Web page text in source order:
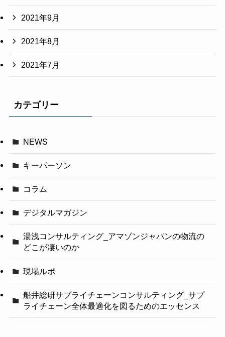
2021年9月
2021年8月
2021年7月
カテゴリー
NEWS
キーパーソン
コラム
デジタルマガジン
湯浅コンサルティング_アマゾンジャパンの物流の
どこが凄いのか
現場ルポ
船井総研サプライチェーンコンサルティング_サプ
ライチェーン全体最適化を図るためのエッセンス